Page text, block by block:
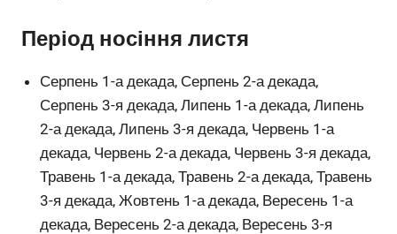
Період носіння листя
Серпень 1-а декада, Серпень 2-а декада,
Серпень 3-я декада, Липень 1-а декада, Липень
2-а декада, Липень 3-я декада, Червень 1-а
декада, Червень 2-а декада, Червень 3-я декада,
Травень 1-а декада, Травень 2-а декада, Травень
3-я декада, Жовтень 1-а декада, Вересень 1-а
декада, Вересень 2-а декада, Вересень 3-я